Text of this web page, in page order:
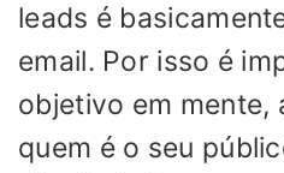
leads é
email. Por isso é
objetivo em mente,
quem é o seu